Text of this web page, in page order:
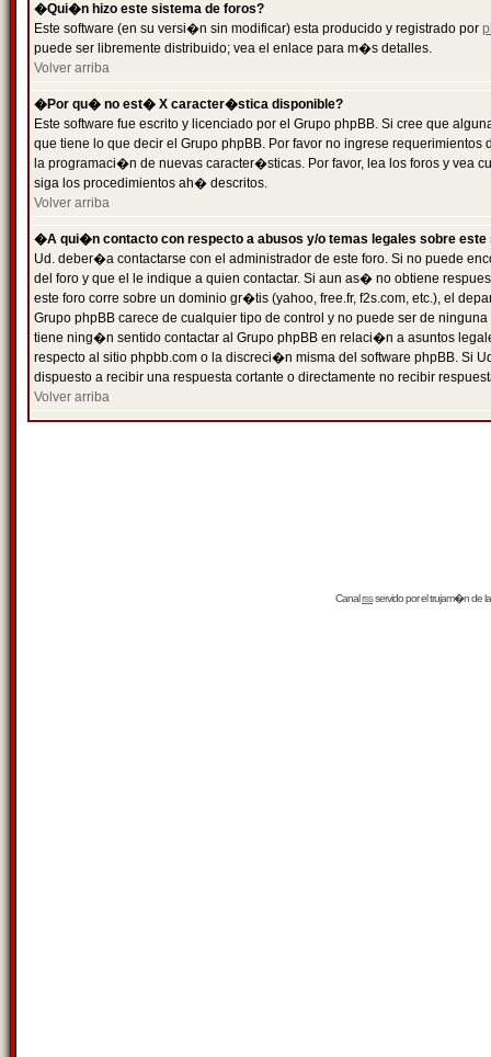
�Qui�n hizo este sistema de foros?
Este software (en su versi�n sin modificar) esta producido y registrado por
puede ser libremente distribuido; vea el enlace para m�s detalles.
Volver arriba
�Por qu� no est� X caracter�stica disponible?
Este software fue escrito y licenciado por el Grupo phpBB. Si cree que
que tiene lo que decir el Grupo phpBB. Por favor no ingrese
la programaci�n de nuevas caracter�sticas. Por favor, lea los foros y vea
siga los procedimientos ah� descritos.
Volver arriba
�A qui�n contacto con respecto a abusos y/o temas legales sobre este
Ud. deber�a contactarse con el administrador de este foro. Si no puede
del foro y que el le indique a quien contactar. Si aun as� no obtiene
este foro corre sobre un dominio gr�tis (yahoo, free.fr, f2s.com, etc.), el
Grupo phpBB carece de cualquier tipo de control y no puede ser de
tiene ning�n sentido contactar al Grupo phpBB en relaci�n a asuntos
respecto al sitio phpbb.com o la discreci�n misma del software phpBB. Si
dispuesto a recibir una respuesta cortante o directamente no recibir
Volver arriba
Canalrssservido por eltrujam�nde